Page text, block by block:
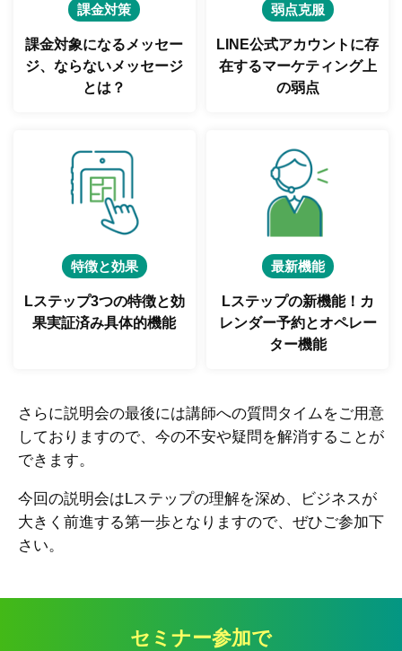
課金対策
課金対象になるメッセー
ジ、ならないメッセージ
とは？
弱点克服
LINE公式アカウントに存
在するマーケティング上
の弱点
特徴と効果
Lステップ3つの特徴と効
果実証済み具体的機能
最新機能
Lステップの新機能！ カ
レンダー予約とオペレー
ター機能
さらに説明会の最後には講師への質問タイムをご用意
しておりますので、今の不安や疑問を解消することが
できます。
今回の説明会はLステップの理解を深め、ビジネスが
大きく前進する第一歩となりますので、ぜひご参加下
さい。
セミナー参加で